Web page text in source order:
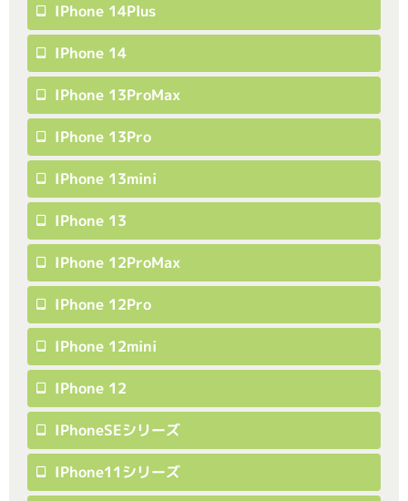
IPhone 14Plus
IPhone 14
IPhone 13ProMax
IPhone 13Pro
IPhone 13mini
IPhone 13
IPhone 12ProMax
IPhone 12Pro
IPhone 12mini
IPhone 12
IPhoneSEシリーズ
IPhone11シリーズ